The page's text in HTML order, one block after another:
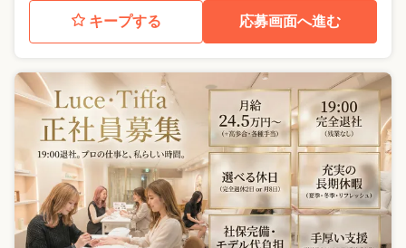
キープする 応募画面へ進む